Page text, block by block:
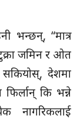
भन्छन्, “मात्र
जमिन र ओत
देशमा
कि भन्ने
नागरिकलाई